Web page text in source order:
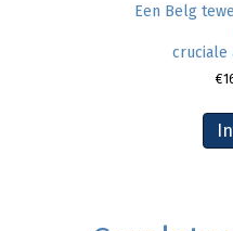
Een Belg
cruciale
€